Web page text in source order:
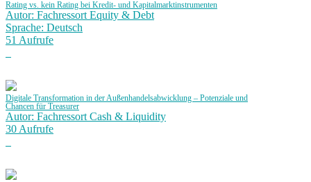
Rating vs. kein Rating bei Kredit- und Kapitalmarktinstrumenten
Autor: Fachressort Equity & Debt
Sprache: Deutsch
51 Aufrufe
Digitale Transformation in der Außenhandelsabwicklung – Potenziale und
Chancen für Treasurer
Autor: Fachressort Cash & Liquidity
30 Aufrufe